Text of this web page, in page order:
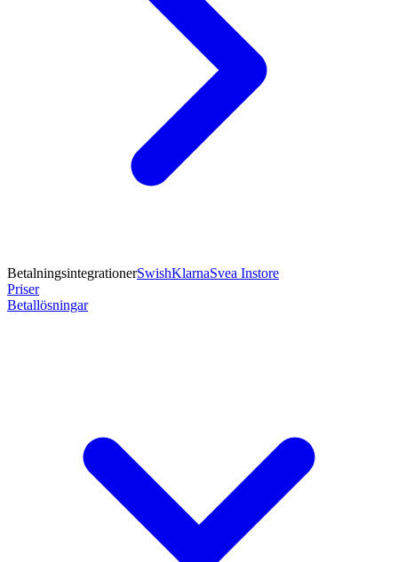
BetalningsintegrationerSwishKlarnaSvea Instore
Priser
Betallösningar